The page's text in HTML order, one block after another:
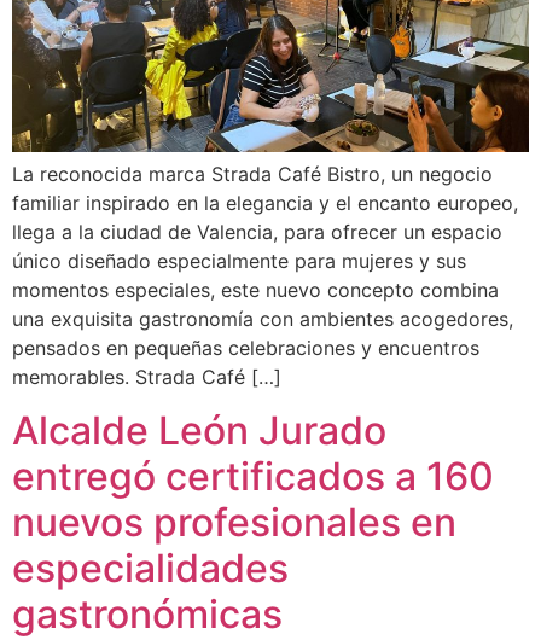
La reconocida marca Strada Café Bistro, un negocio
familiar inspirado en la elegancia y el encanto europeo,
llega a la ciudad de Valencia, para ofrecer un espacio
único diseñado especialmente para mujeres y sus
momentos especiales, este nuevo concepto combina
una exquisita gastronomía con ambientes acogedores,
pensados en pequeñas celebraciones y encuentros
memorables. Strada Café […]
Alcalde León Jurado
entregó certificados a 160
nuevos profesionales en
especialidades
gastronómicas